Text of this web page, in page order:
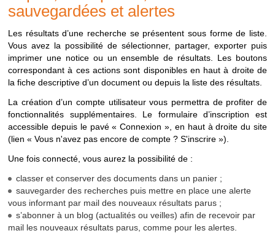
> Veille juridique"
juridiques et articles
"Droit en pratique"
de la revue "Travail
et Sécurité"
VEILLE
"Produits
documentaires >
Bulletins de veille"
Recherche sur les
actualités et
bulletins de veille
diffusés
* Pour une recherche spécifique sur les documents INRS, nous
vous invitons à consulter lamédiathèquedisponible depuis le
sitewww.inrs.fr.
sauvegardées et alertes
Les résultats d’une recherche se présentent sous forme de liste.
Vous avez la possibilité de sélectionner, partager, exporter puis
imprimer une notice ou un ensemble de résultats. Les boutons
correspondant à ces actions sont disponibles en haut à droite de
la fiche descriptive d’un document ou depuis la liste des résultats.
La création d’un compte utilisateur vous permettra de profiter de
fonctionnalités supplémentaires. Le formulaire d’inscription est
accessible depuis le pavé « Connexion », en haut à droite du site
(lien « Vous n'avez pas encore de compte ? S'inscrire »).
Une fois connecté, vous aurez la possibilité de :
classer et conserver des documents dans un panier ;
sauvegarder des recherches puis mettre en place une alerte
vous informant par mail des nouveaux résultats parus ;
s’abonner à un blog (actualités ou veilles) afin de recevoir par
mail les nouveaux résultats parus, comme pour les alertes.